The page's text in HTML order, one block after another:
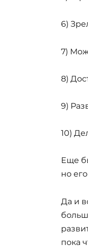
6)
7)
8)
9)
10)
Еще
но
Да и
пока